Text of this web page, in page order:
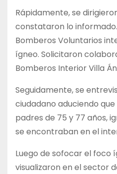
Rápidamente, se
constataron lo
Bomberos Voluntarios
ígneo. Solicitaron
Bomberos Interior Villa
Seguidamente, se
ciudadano aduciendo
padres de 75 y 77 años,
se encontraban en el
Luego de sofocar el foco
visualizaron en el sector